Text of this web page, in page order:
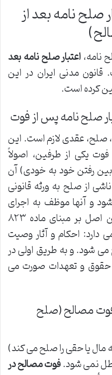
صلح نامه بعد از
نامه،اعتبار صلح نامه بعد
مدنی ایران در این
کرده است.
صلح، عقدی لازم است. این
یکی از طرفین، اصولاً
رفتن خود به خودی) آن
از صلح به ورثه قانونی
و آنها موظف به اجرای
مفاد صلح نامه هستند. این اصل بر مبنای ماده ۸۲۳
دارد: احکام و آثار وصیت
شود. و به طریق اولی در
حقوق و تعهدات صورت می
فوت مصالح (صلح
یا حقی را صلح می کند)
نمی شود.فوت مصالح در